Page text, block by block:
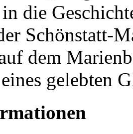
die
Schönstatt-
dem
gelebten